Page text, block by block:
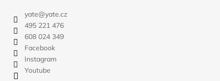
yate@yate.cz
495 221 476
608 024 349
Facebook
Instagram
Youtube